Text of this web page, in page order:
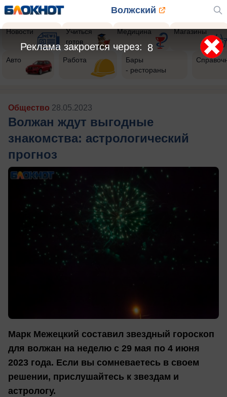
Волжский
Новости
Учиться
готов
Медицина Магазины
Авто Работа
Бары
- рестораны
Общество 28.05.2023
Волжан ждут выгодные
знакомства: астрологический
прогноз
Марк Межецкий составил звездный гороскоп
для волжан на неделю с 29 мая по 4 июня
2023 года. Если вы сомневаетесь в своем
решении, прислушайтесь к звездам и
астрологу.
6
Реклама закроется через: